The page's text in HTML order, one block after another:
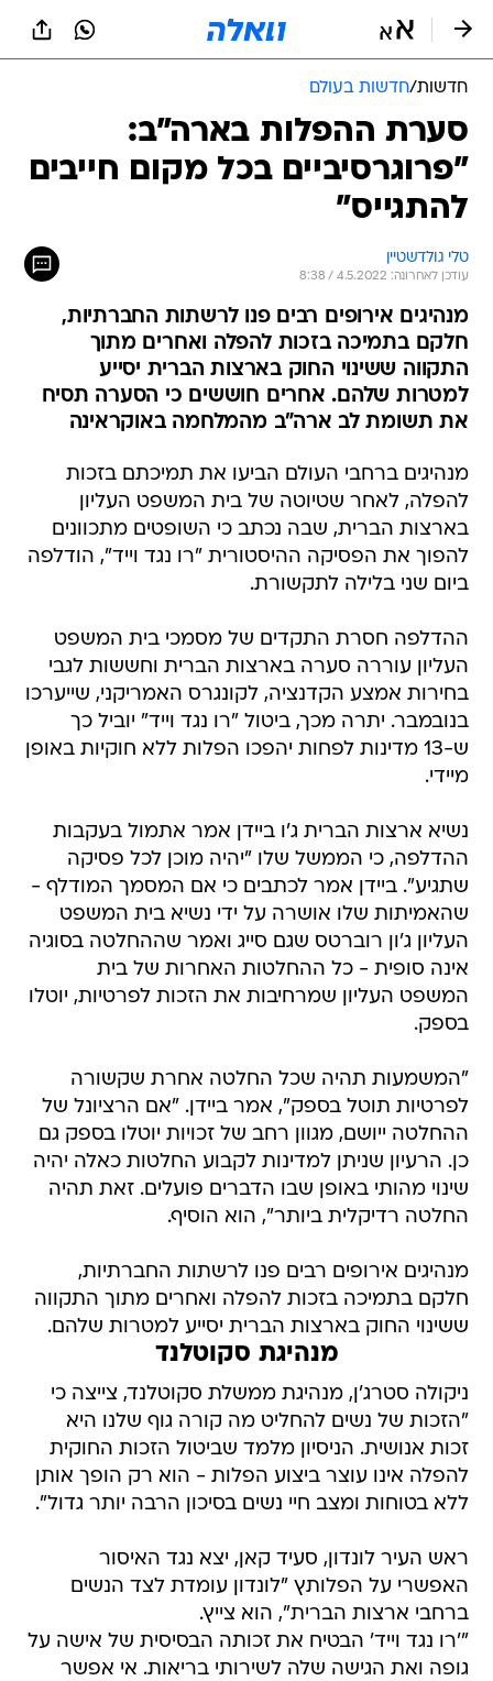
חדשות/חדשות בעולם
סערת ההפלות בארה"ב:
"פרוגרסיביים בכל מקום חייבים
להתגייס"
טלי גולדשטיין
עודכן לאחרונה: 4.5.2022 / 8:38
מנהיגים אירופים רבים פנו לרשתות החברתיות,
חלקם בתמיכה בזכות להפלה ואחרים מתוך
התקווה ששינוי החוק בארצות הברית יסייע
למטרות שלהם. אחרים חוששים כי הסערה תסיח
את תשומת לב ארה"ב מהמלחמה באוקראינה
מנהיגים ברחבי העולם הביעו את תמיכתם בזכות
להפלה, לאחר שטיוטה של בית המשפט העליון
בארצות הברית, שבה נכתב כי השופטים מתכוונים
להפוך את הפסיקה ההיסטורית "רו נגד וייד", הודלפה
ביום שני בלילה לתקשורת.
ההדלפה חסרת התקדים של מסמכי בית המשפט
העליון עוררה סערה בארצות הברית וחששות לגבי
בחירות אמצע הקדנציה, לקונגרס האמריקני, שייערכו
בנובמבר. יתרה מכך, ביטול "רו נגד וייד" יוביל כך
ש-13 מדינות לפחות יהפכו הפלות ללא חוקיות באופן
מיידי.
נשיא ארצות הברית ג'ו ביידן אמר אתמול בעקבות
ההדלפה, כי הממשל שלו "יהיה מוכן לכל פסיקה
שתגיע". ביידן אמר לכתבים כי אם המסמך המודלף -
שהאמיתות שלו אושרה על ידי נשיא בית המשפט
העליון ג'ון רוברטס שגם סייג ואמר שההחלטה בסוגיה
אינה סופית - כל ההחלטות האחרות של בית
המשפט העליון שמרחיבות את הזכות לפרטיות, יוטלו
בספק.
"המשמעות תהיה שכל החלטה אחרת שקשורה
לפרטיות תוטל בספק", אמר ביידן. "אם הרציונל של
ההחלטה ייושם, מגוון רחב של זכויות יוטלו בספק גם
כן. הרעיון שניתן למדינות לקבוע החלטות כאלה יהיה
שינוי מהותי באופן שבו הדברים פועלים. זאת תהיה
החלטה רדיקלית ביותר", הוא הוסיף.
מנהיגים אירופים רבים פנו לרשתות החברתיות,
חלקם בתמיכה בזכות להפלה ואחרים מתוך התקווה
ששינוי החוק בארצות הברית יסייע למטרות שלהם.
מנהיגת סקוטלנד
ניקולה סטרג'ן, מנהיגת ממשלת סקוטלנד, צייצה כי
"הזכות של נשים להחליט מה קורה גוף שלנו היא
זכות אנושית. הניסיון מלמד שביטול הזכות החוקית
להפלה אינו עוצר ביצוע הפלות - הוא רק הופך אותן
ללא בטוחות ומצב חיי נשים בסיכון הרבה יותר גדול".
ראש העיר לונדון, סעיד קאן, יצא נגד האיסור
האפשרי על הפלותץ "לונדון עומדת לצד הנשים
ברחבי ארצות הברית", הוא צייץ.
"'רו נגד וייד' הבטיח את זכותה הבסיסית של אישה על
גופה ואת הגישה שלה לשירותי בריאות. אי אפשר